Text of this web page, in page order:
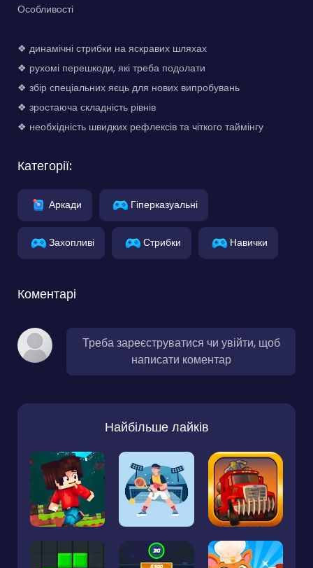
Особливості
❖ динамічні стрибки на яскравих шляхах
❖ рухомі перешкоди, які треба подолати
❖ збір спеціальних яєць для нових випробувань
❖ зростаюча складність рівнів
❖ необхідність швидких рефлексів та чіткого таймінгу
Категорії:
Аркади Гіперказуальні
Захопливі Стрибки Навички
Коментарі
Треба зареєструватися чи увійти, щоб
написати коментар
Найбільше лайків